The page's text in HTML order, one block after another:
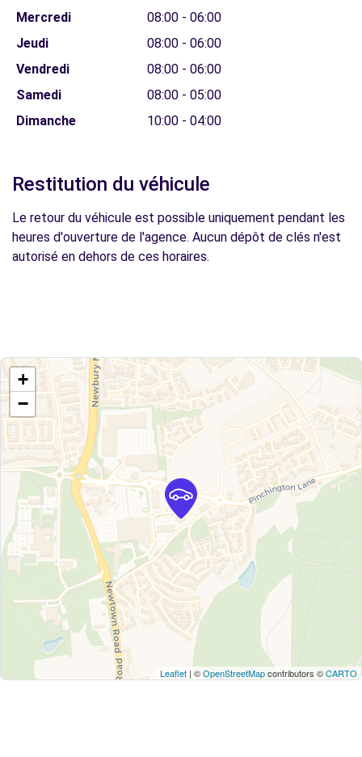
Mercredi
08:00 - 06:00
Jeudi
08:00 - 06:00
Vendredi
08:00 - 06:00
Samedi
08:00 - 05:00
Dimanche
10:00 - 04:00
Restitution du véhicule
Le retour du véhicule est possible uniquement pendant les
heures d'ouverture de l'agence. Aucun dépôt de clés n'est
autorisé en dehors de ces horaires.
+
−
Leaflet | ©OpenStreetMapcontributors ©CARTO